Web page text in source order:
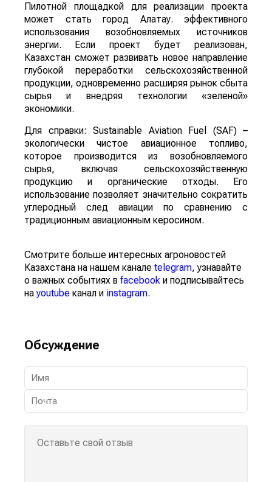
Пилотной площадкой для реализации проекта
может стать город Алатау. эффективного
использования возобновляемых источников
энергии. Если проект будет реализован,
Казахстан сможет развивать новое направление
глубокой переработки сельскохозяйственной
продукции, одновременно расширяя рынок сбыта
сырья и внедряя технологии «зеленой»
экономики.
Для справки: Sustainable Aviation Fuel (SAF) –
экологически чистое авиационное топливо,
которое производится из возобновляемого
сырья, включая сельскохозяйственную
продукцию и органические отходы. Его
использование позволяет значительно сократить
углеродный след авиации по сравнению с
традиционным авиационным керосином.
Смотрите больше интересных агроновостей
Казахстана на нашем канале telegram, узнавайте
о важных событиях в facebook и подписывайтесь
наyoutube канал и instagram.
Обсуждение